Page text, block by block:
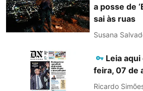
a posse de
sai às ruas
Susana
Leia
feira, 07 de
Ricardo